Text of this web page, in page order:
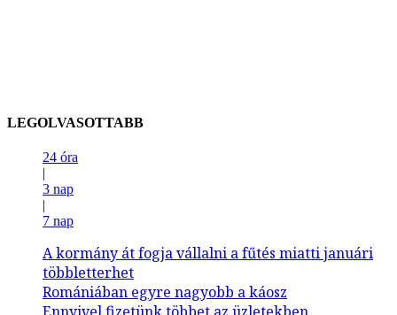
LEGOLVASOTTABB
24 óra
|
3 nap
|
7 nap